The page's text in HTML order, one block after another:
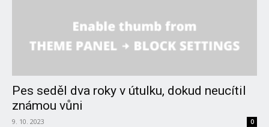
Pes seděl dva roky v útulku, dokud neucítil
známou vůni
9. 10. 2023 0